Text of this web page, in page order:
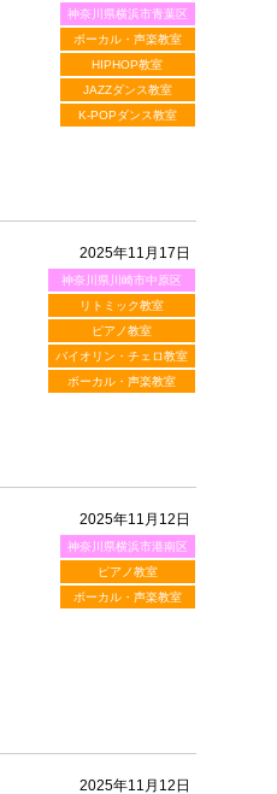
神奈川県横浜市青葉区
ボーカル・声楽教室
HIPHOP教室
JAZZダンス教室
K-POPダンス教室
2025年11月17日
神奈川県川崎市中原区
リトミック教室
ピアノ教室
バイオリン・チェロ教室
ボーカル・声楽教室
2025年11月12日
神奈川県横浜市港南区
ピアノ教室
ボーカル・声楽教室
2025年11月12日